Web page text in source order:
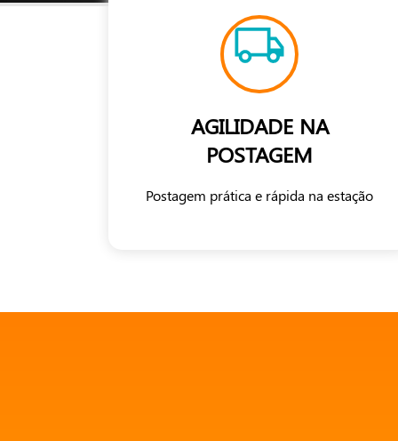
AGILIDADE NA
POSTAGEM
Postagem prática e rápida na estação